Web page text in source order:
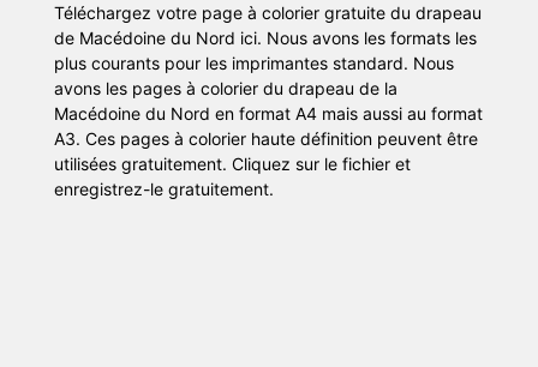
Téléchargez votre page à colorier gratuite du drapeau
de Macédoine du Nord ici. Nous avons les formats les
plus courants pour les imprimantes standard. Nous
avons les pages à colorier du drapeau de la
Macédoine du Nord en format A4 mais aussi au format
A3. Ces pages à colorier haute définition peuvent être
utilisées gratuitement. Cliquez sur le fichier et
enregistrez-le gratuitement.